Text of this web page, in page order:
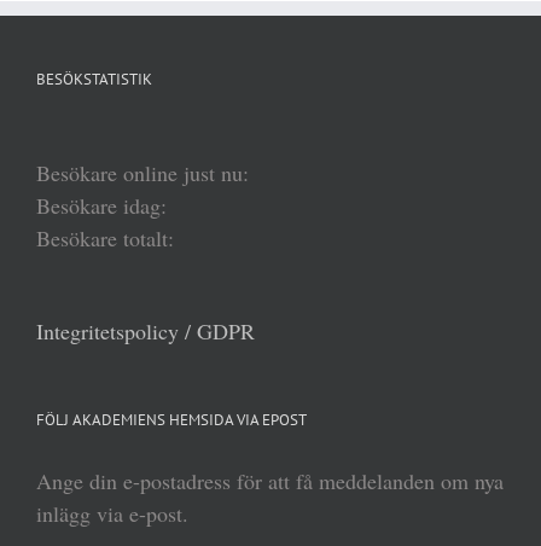
BESÖKSTATISTIK
Besökare online just nu:
Besökare idag:
Besökare totalt:
Integritetspolicy / GDPR
FÖLJ AKADEMIENS HEMSIDA VIA EPOST
Ange din e-postadress för att få meddelanden om nya
inlägg via e-post.